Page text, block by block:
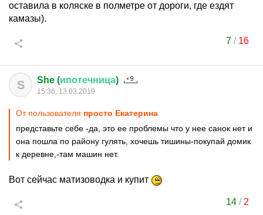
оставила в коляске в полметре от дороги, где ездят
камазы).
7 / 16
S She (ипотечница)
15:36, 13.03.2019
От пользователя просто Екатерина
представьте себе -да, это ее проблемы что у нее санок нет и
она пошла по району гулять, хочешь тишины-покупай домик
к деревне,-там машин нет.
Вот сейчас матизоводка и купит
14 / 2